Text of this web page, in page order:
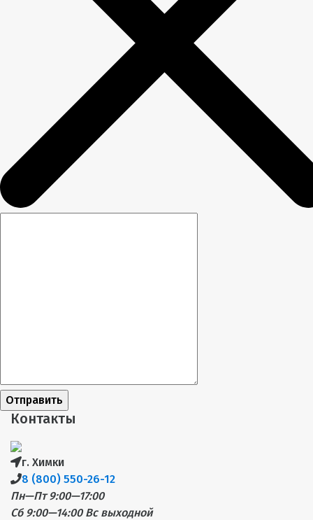
Отправить
Контакты
г. Химки
8 (800) 550-26-12
Пн—Пт 9:00—17:00
Сб 9:00—14:00 Вс выходной